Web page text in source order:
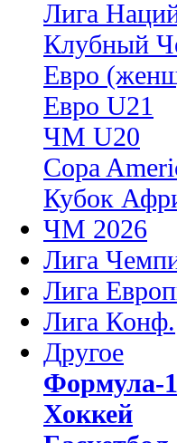
Лига
Клубный
Евро
Евро U21
ЧМ U20
Copa
Кубок
ЧМ 2026
Лига
Лига
Лига Конф.
Другое
Формула-1
Хоккей